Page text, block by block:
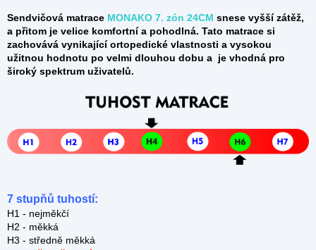
Sendvičová matrace MONAKO 7. zón 24CM snese vyšší zátěž,
a přitom je velice komfortní a pohodlná. Tato matrace si
zachovává vynikající ortopedické vlastnosti a vysokou
užitnou hodnotu po velmi dlouhou dobu a je vhodná pro
široký spektrum uživatelů.
7 stupňů tuhostí:
H1 - nejměkčí
H2 - měkká
H3 - středně měkká